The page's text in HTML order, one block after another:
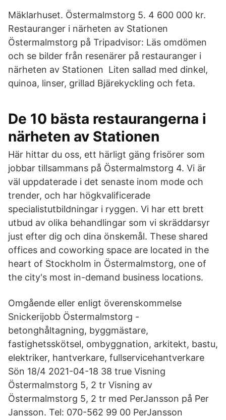
Mäklarhuset. Östermalmstorg 5. 4 600 000 kr.
Restauranger i närheten av Stationen
Östermalmstorg på Tripadvisor: Läs omdömen
och se bilder från resenärer på restauranger i
närheten av Stationen Liten sallad med dinkel,
quinoa, linser, grillad Bjärekyckling och feta.
De 10 bästa restaurangerna i
närheten av Stationen
Här hittar du oss, ett härligt gäng frisörer som
jobbar tillsammans på Östermalmstorg 4. Vi är
väl uppdaterade i det senaste inom mode och
trender, och har högkvalificerade
specialistutbildningar i ryggen. Vi har ett brett
utbud av olika behandlingar som vi skräddarsyr
just efter dig och dina önskemål. These shared
offices and coworking space are located in the
heart of Stockholm in Östermalmstorg, one of
the city's most in-demand business locations.
Omgående eller enligt överenskommelse
Snickerijobb Östermalmstorg -
betonghåltagning, byggmästare,
fastighetsskötsel, ombyggnation, arkitekt, bastu,
elektriker, hantverkare, fullservicehantverkare
Sön 18/4 2021-04-18 38 true Visning
Östermalmstorg 5, 2 tr Visning av
Östermalmstorg 5, 2 tr med PerJansson på Per
Jansson. Tel: 070-562 99 00 PerJansson